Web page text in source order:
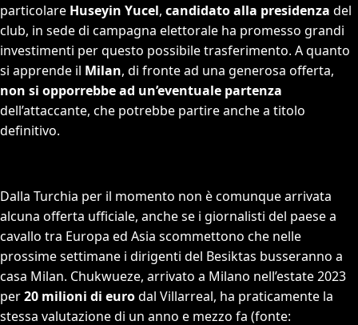
particolare Huseyin Yucel, candidato alla presidenza del
club, in sede di campagna elettorale ha promesso grandi
investimenti per questo possibile trasferimento. A quanto
si apprende il Milan, di fronte ad una generosa offerta,
non si opporrebbe ad un’eventuale partenza
dell’attaccante, che potrebbe partire anche a titolo
definitivo.
Dalla Turchia per il momento non è comunque arrivata
alcuna offerta ufficiale, anche se i giornalisti del paese a
cavallo tra Europa ed Asia scommettono che nelle
prossime settimane i dirigenti del Besiktas busseranno a
casa Milan. Chukwueze, arrivato a Milano nell’estate 2023
per20 milioni di eurodal Villarreal, ha praticamente la
stessa valutazione di un anno e mezzo fa (fonte: